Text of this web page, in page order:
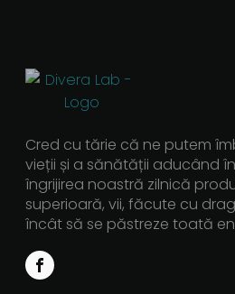
Cred cu tărie că ne putem
vieții și a sănătății aducând
îngrijirea noastră zilnică
superioară, vii, făcute cu
încât să se păstreze toată